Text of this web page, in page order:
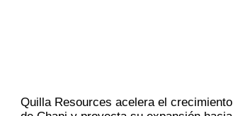
Quilla Resources acelera el crecimiento